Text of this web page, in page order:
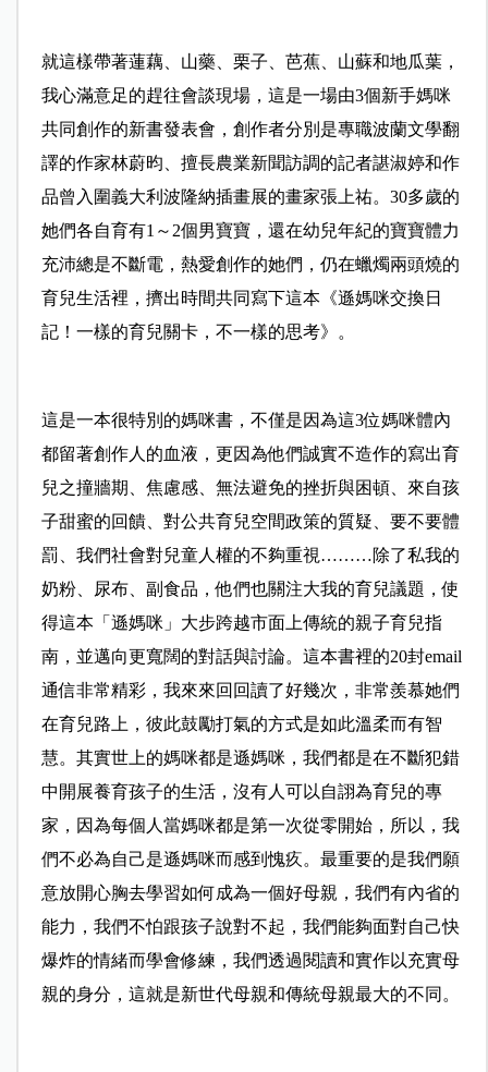
就這樣帶著蓮藕、山藥、栗子、芭蕉、山蘇和地瓜葉，
我心滿意足的趕往會談現場，這是一場由3個新手媽咪
共同創作的新書發表會，創作者分別是專職波蘭文學翻
譯的作家林蔚昀、擅長農業新聞訪調的記者諶淑婷和作
品曾入圍義大利波隆納插畫展的畫家張上祐。30多歲的
她們各自育有1～2個男寶寶，還在幼兒年紀的寶寶體力
充沛總是不斷電，熱愛創作的她們，仍在蠟燭兩頭燒的
育兒生活裡，擠出時間共同寫下這本《遜媽咪交換日
記！一樣的育兒關卡，不一樣的思考》。
這是一本很特別的媽咪書，不僅是因為這3位媽咪體內
都留著創作人的血液，更因為他們誠實不造作的寫出育
兒之撞牆期、焦慮感、無法避免的挫折與困頓、來自孩
子甜蜜的回饋、對公共育兒空間政策的質疑、要不要體
罰、我們社會對兒童人權的不夠重視………除了私我的
奶粉、尿布、副食品，他們也關注大我的育兒議題，使
得這本「遜媽咪」大步跨越市面上傳統的親子育兒指
南，並邁向更寬闊的對話與討論。這本書裡的20封email
通信非常精彩，我來來回回讀了好幾次，非常羨慕她們
在育兒路上，彼此鼓勵打氣的方式是如此溫柔而有智
慧。其實世上的媽咪都是遜媽咪，我們都是在不斷犯錯
中開展養育孩子的生活，沒有人可以自詡為育兒的專
家，因為每個人當媽咪都是第一次從零開始，所以，我
們不必為自己是遜媽咪而感到愧疚。最重要的是我們願
意放開心胸去學習如何成為一個好母親，我們有內省的
能力，我們不怕跟孩子說對不起，我們能夠面對自己快
爆炸的情緒而學會修練，我們透過閱讀和實作以充實母
親的身分，這就是新世代母親和傳統母親最大的不同。